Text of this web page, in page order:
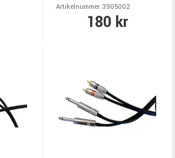
Artikelnummer 3905002
180 kr